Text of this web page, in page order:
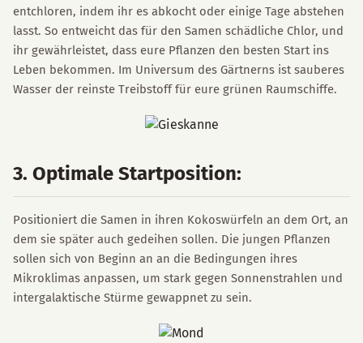
entchloren, indem ihr es abkocht oder einige Tage abstehen
lasst. So entweicht das für den Samen schädliche Chlor, und
ihr gewährleistet, dass eure Pflanzen den besten Start ins
Leben bekommen. Im Universum des Gärtnerns ist sauberes
Wasser der reinste Treibstoff für eure grünen Raumschiffe.
3. Optimale Startposition:
Positioniert die Samen in ihren Kokoswürfeln an dem Ort, an
dem sie später auch gedeihen sollen. Die jungen Pflanzen
sollen sich von Beginn an an die Bedingungen ihres
Mikroklimas anpassen, um stark gegen Sonnenstrahlen und
intergalaktische Stürme gewappnet zu sein.